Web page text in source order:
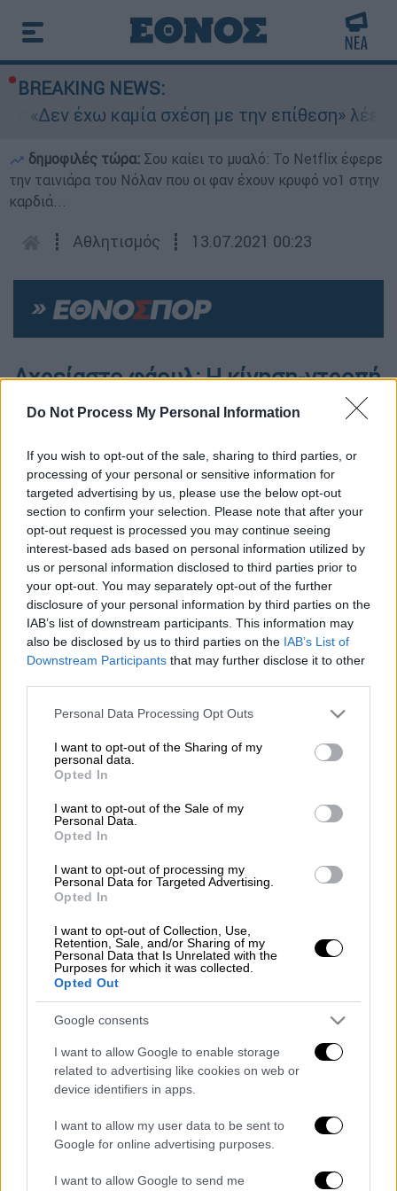
Do Not Process My Personal Information
If you wish to opt-out of the sale, sharing to third parties, or
processing of your personal or sensitive information for
targeted advertising by us, please use the below opt-out
section to confirm your selection. Please note that after your
opt-out request is processed you may continue seeing
interest-based ads based on personal information utilized by
us or personal information disclosed to third parties prior to
your opt-out. You may separately opt-out of the further
disclosure of your personal information by third parties on the
IAB’s list of downstream participants. This information may
also be disclosed by us to third parties on the IAB’s List of
Downstream Participants that may further disclose it to other
Please note that this website/app uses one or more Google
not limited to your visit or usage behaviour. You may click to
grant or deny consent to Google and its third-party tags to
use your data for below specified purposes in below Google
consent section.
Personal Data Processing Opt Outs
I want to opt-out of the Sharing of my
personal data.
Opted In
I want to opt-out of the Sale of my
Personal Data.
Opted In
I want to opt-out of processing my
Personal Data for Targeted Advertising.
Opted In
I want to opt-out of Collection, Use,
Retention, Sale, and/or Sharing of my
Personal Data that Is Unrelated with the
Purposes for which it was collected.
Opted Out
Google consents
I want to allow Google to enable storage
related to advertising like cookies on web or
device identifiers in apps.
I want to allow my user data to be sent to
Google for online advertising purposes.
I want to allow Google to send me
BREAKING NEWS:
«Δεν έχω καμία σχέση με την επίθεση» λέει
δημοφιλές τώρα: Σου καίει το μυαλό: Το Netflix έφερε
την ταινιάρα του Νόλαν που οι φαν έχουν κρυφό νο1 στην
καρδιά...
┋ Αθλητισμός ┋ 13.07.2021 00:23
Αχρείαστο φάουλ: Η κίνηση-ντροπή
των Άγγλων που χάλασε την εικόνα
Από άλλους θα το περιμέναμε, από τους Άγγλους ποτέ.
Διαβάστε για την κίνηση- ντροπή των
φινάλε του Euro με ένα κλικ
menshouse.gr
Διαβάστε ακόμη
κόσμο
Μουντιάλ 2026: «Θα ανατινάξω τον Μέσι με
τέσσερις βόμβες» - Οι τρομοκρατικές
απειλές που ερεύνησε το FBI
Φρίκη στην Κρήτη: Τουρίστας μπήκε σε
κατάστημα και ρώτησε πόσο «κοστίζει»
ανήλικο κορίτσι για να ασελγήσει πάνω του